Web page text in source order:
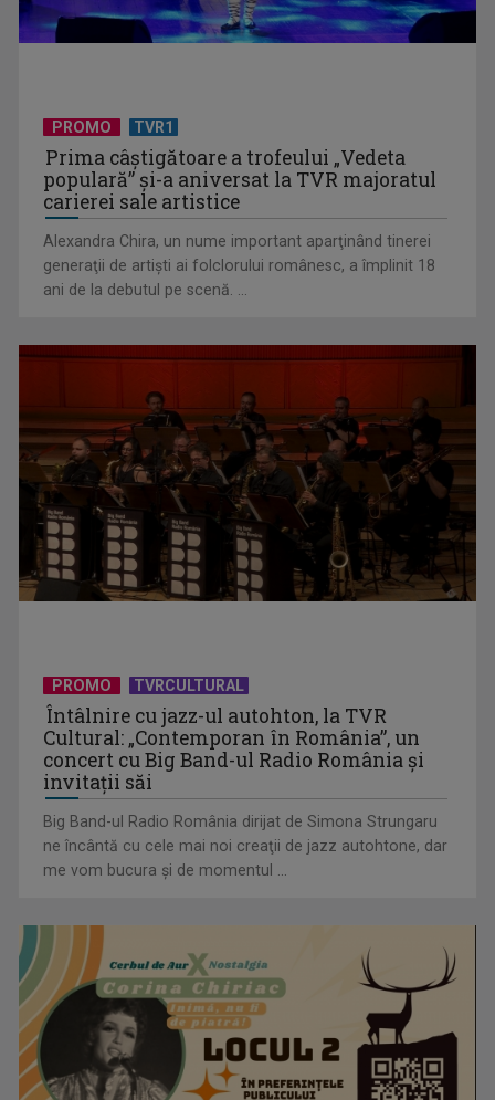
Horaţiu Mălăele ...
David Popovici atacă o performanţă istorică la Europene. În
direct şi în ...
„Frații Jderi”, superproducția inspirată din opera lui Mihail
Sadoveanu, la ...
Serialul „Toate pânzele sus!” ne umple duminicile de
aventură, la TVR 2
PROMO TVR1
Prima câştigătoare a trofeului „Vedeta
populară” şi-a aniversat la TVR majoratul
carierei sale artistice
Alexandra Chira, un nume important aparţinând tinerei
generaţii de artişti ai folclorului românesc, a împlinit 18
ani de la debutul pe scenă. ...
PROMO TVRCULTURAL
Întâlnire cu jazz-ul autohton, la TVR
Cultural: „Contemporan în România”, un
concert cu Big Band-ul Radio România şi
invitaţii săi
Big Band-ul Radio România dirijat de Simona Strungaru
ne încântă cu cele mai noi creaţii de jazz autohtone, dar
me vom bucura şi de momentul ...